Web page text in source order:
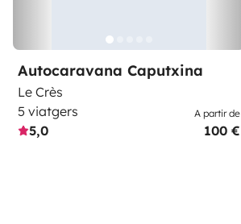
Autocaravana Caputxina
Le Crès
5 viatgers
5,0
A partir de
100 €